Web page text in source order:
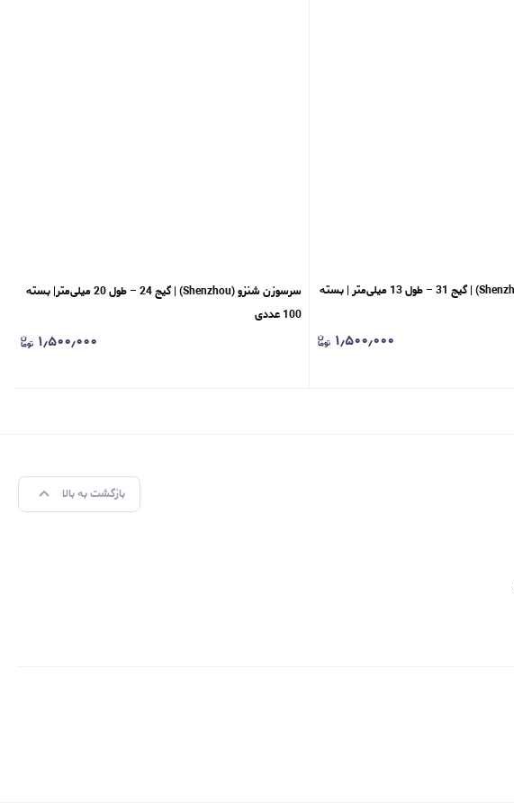
سرسوزن شنزو (Shenzhou) | گیج 31 – طول 13 میلی‌متر | بسته
۱٫۵۰۰٫۰۰۰
سرسوزن شنزو (Shenzhou) | گیج 24 – طول 20 میلی‌متر| بسته
100 عددی
۱٫۵۰۰٫۰۰۰
بازگشت به بالا